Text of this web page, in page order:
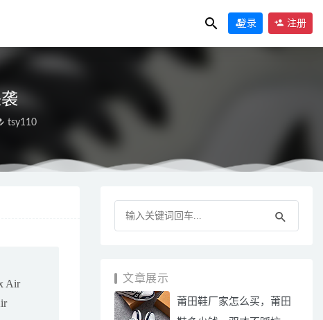
登录 注册
tsy110
Air
文章展示
莆田鞋厂家怎么买，莆田